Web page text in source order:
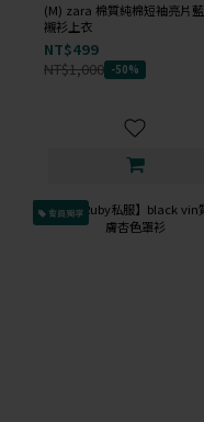
(M) zara 棉質純棉短袖亮片
襯衫上衣
NT$499
NT$1,000 -50%
會員獨享